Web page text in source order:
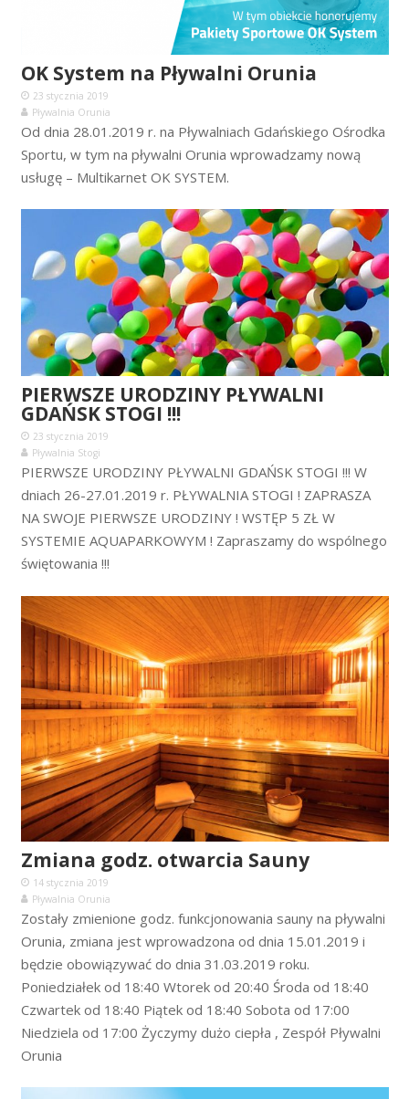
OK System na Pływalni Orunia
23 stycznia 2019
Pływalnia Orunia
Od dnia 28.01.2019 r. na Pływalniach Gdańskiego Ośrodka
Sportu, w tym na pływalni Orunia wprowadzamy nową
usługę – Multikarnet OK SYSTEM.
PIERWSZE URODZINY PŁYWALNI
GDAŃSK STOGI !!!
23 stycznia 2019
Pływalnia Stogi
PIERWSZE URODZINY PŁYWALNI GDAŃSK STOGI !!! W
dniach 26-27.01.2019 r. PŁYWALNIA STOGI ! ZAPRASZA
NA SWOJE PIERWSZE URODZINY ! WSTĘP 5 ZŁ W
SYSTEMIE AQUAPARKOWYM ! Zapraszamy do wspólnego
świętowania !!!
Zmiana godz. otwarcia Sauny
14 stycznia 2019
Pływalnia Orunia
Zostały zmienione godz. funkcjonowania sauny na pływalni
Orunia, zmiana jest wprowadzona od dnia 15.01.2019 i
będzie obowiązywać do dnia 31.03.2019 roku.
Poniedziałek od 18:40 Wtorek od 20:40 Środa od 18:40
Czwartek od 18:40 Piątek od 18:40 Sobota od 17:00
Niedziela od 17:00 Życzymy dużo ciepła , Zespół Pływalni
Orunia